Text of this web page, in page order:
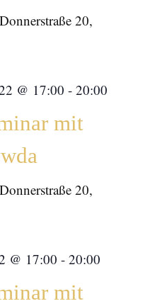
Donnerstraße 20,
@ 17:00 - 20:00
mit
Donnerstraße 20,
@ 17:00 - 20:00
mit